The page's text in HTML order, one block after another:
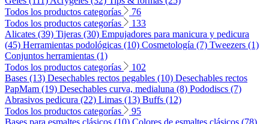
Todos los productos categorías
76
Todos los productos categorías
133
Alicates (39) Tijeras (30) Empujadores para manicura y pedicura
(45) Herramientas podológicas (10) Cosmetología (7) Tweezers (1)
Conjuntos herramientas (1)
Todos los productos categorías
102
Bases (13) Desechables rectos pegables (10) Desechables rectos
PapMam (19) Desechables curva, medialuna (8) Pododiscs (7)
Abrasivos pedicura (22) Limas (13) Buffs (12)
Todos los productos categorías
95
Bases para esmaltes clásicos (10) Colores de esmaltes clásicos (78)